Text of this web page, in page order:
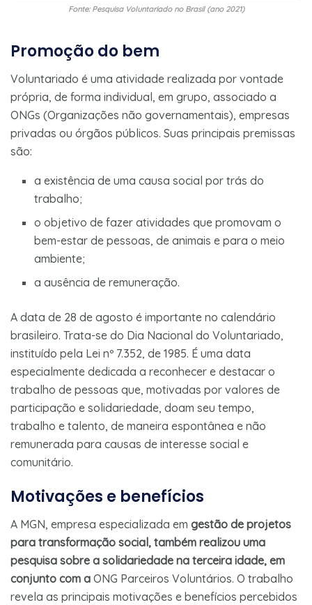
Fonte: Pesquisa Voluntariado no Brasil (ano 2021)
Promoção do bem
Voluntariado é uma atividade realizada por vontade
própria, de forma individual, em grupo, associado a
ONGs (Organizações não governamentais), empresas
privadas ou órgãos públicos. Suas principais premissas
são:
a existência de uma causa social por trás do
trabalho;
o objetivo de fazer atividades que promovam o
bem-estar de pessoas, de animais e para o meio
ambiente;
a ausência de remuneração.
A data de 28 de agosto é importante no calendário
brasileiro. Trata-se do Dia Nacional do Voluntariado,
instituído pela Lei nº 7.352, de 1985. É uma data
especialmente dedicada a reconhecer e destacar o
trabalho de pessoas que, motivadas por valores de
participação e solidariedade, doam seu tempo,
trabalho e talento, de maneira espontânea e não
remunerada para causas de interesse social e
comunitário.
Motivações e benefícios
A MGN, empresa especializada em gestão de projetos
para transformação social, também realizou uma
pesquisa sobre a solidariedade na terceira idade, em
conjunto com a ONG Parceiros Voluntários. O trabalho
revela as principais motivações e benefícios percebidos